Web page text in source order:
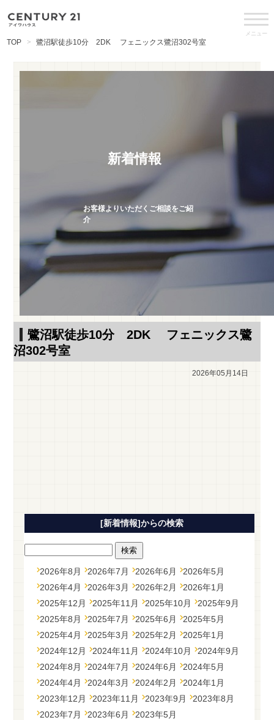
メニュー
TOP 鷺沼駅徒歩10分 2DK フェニックス鷺沼302号室
新着情報
お客様よりいただくご相談をご紹
介
鷺沼駅徒歩10分 2DK フェニックス鷺
沼302号室
2026年05月14日
[新着情報]からの検索
2026年8月 2026年7月 2026年6月
2026年5月
2026年4月
2026年3月 2026年2月
2026年1月
2025年12月
2025年11月 2025年10月
2025年9月
2025年8月
2025年7月 2025年6月
2025年5月
2025年4月
2025年3月 2025年2月
2025年1月
2024年12月
2024年11月 2024年10月
2024年9月
2024年8月
2024年7月 2024年6月
2024年5月
2024年4月
2024年3月 2024年2月
2024年1月
2023年12月
2023年11月 2023年9月
2023年8月
2023年7月
2023年6月 2023年5月